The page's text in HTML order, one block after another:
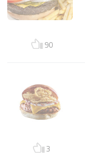
90
3